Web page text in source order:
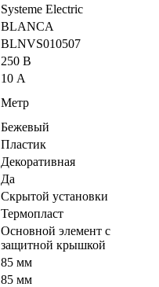
Systeme Electric
BLANCA
BLNVS010507
250 В
10 А
Метр
Бежевый
Пластик
Декоративная
Да
Скрытой установки
Термопласт
Основной элемент с
защитной крышкой
85 мм
85 мм